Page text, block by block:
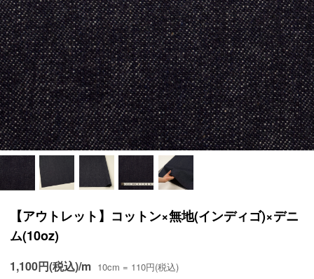
【アウトレット】コットン×無地(インディゴ)×デニ
ム(10oz)
1,100円(税込)/m 10cm = 110円(税込)